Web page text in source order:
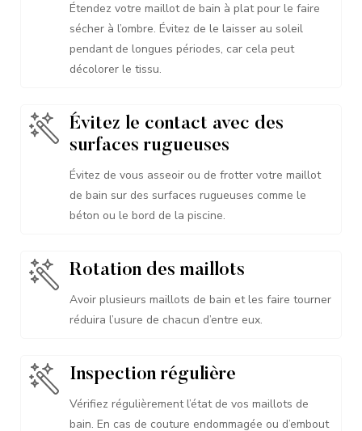
Étendez votre maillot de bain à plat pour le faire
sécher à l’ombre. Évitez de le laisser au soleil
pendant de longues périodes, car cela peut
décolorer le tissu.
Évitez le contact avec des
surfaces rugueuses
Évitez de vous asseoir ou de frotter votre maillot
de bain sur des surfaces rugueuses comme le
béton ou le bord de la piscine.
Rotation des maillots
Avoir plusieurs maillots de bain et les faire tourner
réduira l’usure de chacun d’entre eux.
Inspection régulière
Vérifiez régulièrement l’état de vos maillots de
bain. En cas de couture endommagée ou d’embout